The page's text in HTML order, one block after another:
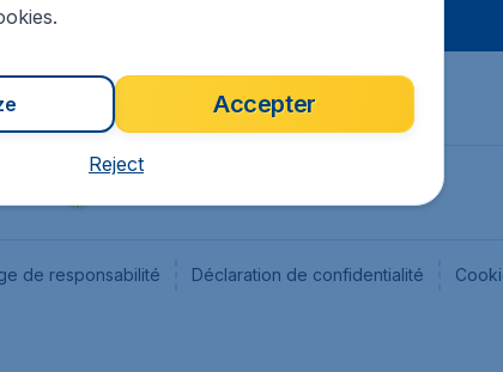
de responsabilité Déclaration de confidentialité
Accepter
Reject